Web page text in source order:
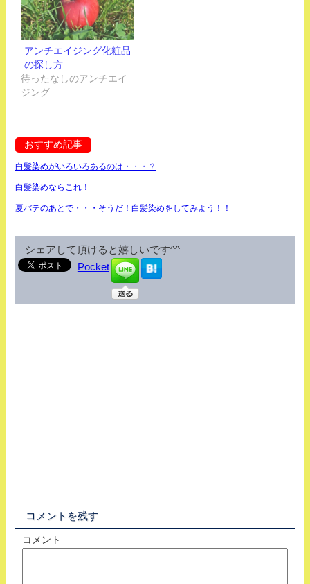
アンチエイジング化粧品
の探し方
待ったなしのアンチエイ
ジング
おすすめ記事
白髪染めがいろいろあるのは・・・？
白髪染めならこれ！
夏バテのあとで・・・そうだ！白髪染めをしてみよう！！
シェアして頂けると嬉しいです^^
Pocket
コメントを残す
コメント